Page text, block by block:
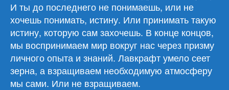
И ты до последнего не понимаешь, или не
хочешь понимать, истину. Или принимать такую
истину, которую сам захочешь. В конце концов,
мы воспринимаем мир вокруг нас через призму
личного опыта и знаний. Лавкрафт умело сеет
зерна, а взращиваем необходимую атмосферу
мы сами. Или не взращиваем.